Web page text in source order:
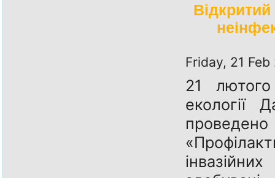
Відкритий
Friday, 21
21
екології